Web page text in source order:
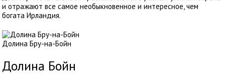
и отражают все самое необыкновенное и интересное, чем
богата Ирландия.
Долина Бру-на-Бойн
Долина Бойн